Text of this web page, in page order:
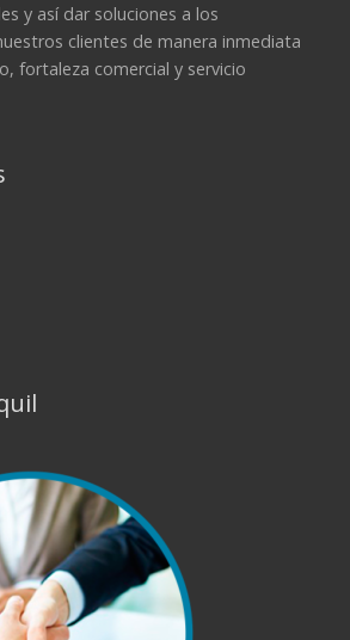
y así dar soluciones a los
clientes de manera inmediata
fortaleza comercial y servicio